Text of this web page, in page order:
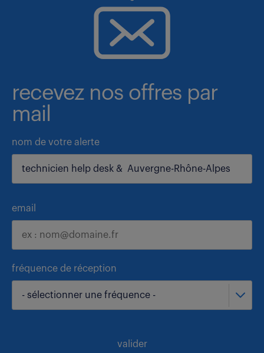
recevez nos offres par
mail
nom de votre alerte
email
fréquence de réception
- sélectionner une fréquence -
valider